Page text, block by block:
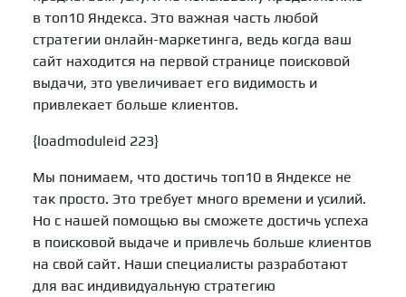
в топ10 Яндекса. Это важная часть любой
стратегии онлайн-маркетинга, ведь когда ваш
сайт находится на первой странице поисковой
выдачи, это увеличивает его видимость и
привлекает больше клиентов.
{loadmoduleid 223}
Мы понимаем, что достичь топ10 в Яндексе не
так просто. Это требует много времени и усилий.
Но с нашей помощью вы сможете достичь успеха
в поисковой выдаче и привлечь больше клиентов
на свой сайт. Наши специалисты разработают
для вас индивидуальную стратегию